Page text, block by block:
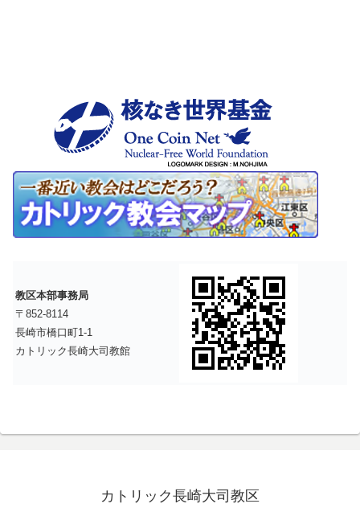
教区本部事務局
〒852-8114
長崎市橋口町1-1
カトリック長崎大司教館
カトリック長崎大司教区